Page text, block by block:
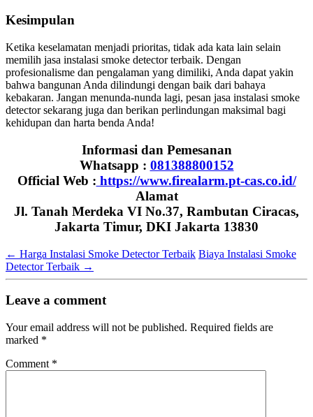
Kesimpulan
Ketika keselamatan menjadi prioritas, tidak ada kata lain selain
memilih jasa instalasi smoke detector terbaik. Dengan
profesionalisme dan pengalaman yang dimiliki, Anda dapat yakin
bahwa bangunan Anda dilindungi dengan baik dari bahaya
kebakaran. Jangan menunda-nunda lagi, pesan jasa instalasi smoke
detector sekarang juga dan berikan perlindungan maksimal bagi
kehidupan dan harta benda Anda!
Informasi dan Pemesanan
Whatsapp : 081388800152
Official Web : https://www.firealarm.pt-cas.co.id/
Alamat
Jl. Tanah Merdeka VI No.37, Rambutan Ciracas,
Jakarta Timur, DKI Jakarta 13830
← Harga Instalasi Smoke Detector Terbaik Biaya Instalasi Smoke
Detector Terbaik →
Leave a comment
Your email address will not be published. Required fields are
marked *
Comment *